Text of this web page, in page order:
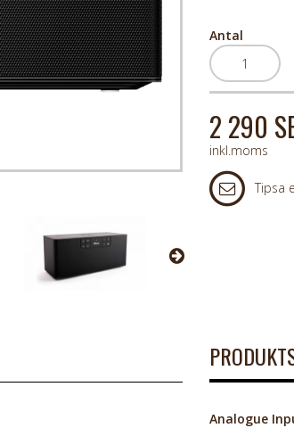
Antal
2 290
inkl.moms
Tipsa
Analogue